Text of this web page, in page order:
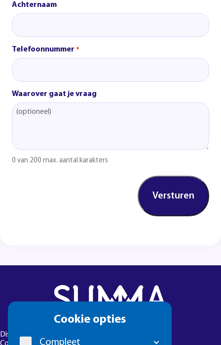
Cookie opties
Compleet
Achternaam
Telefoonnummer *
Waarover gaat je vraag
0 van 200 max. aantal karakters
Disclaimer
Colofon